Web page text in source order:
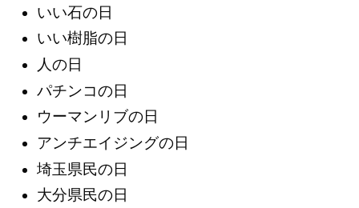
いい石の日
いい樹脂の日
人の日
パチンコの日
ウーマンリブの日
アンチエイジングの日
埼玉県民の日
大分県民の日